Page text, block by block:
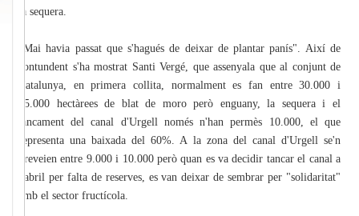
la sequera.
"Mai havia passat que s'hagués de deixar de plantar panís". Així de
contundent s'ha mostrat Santi Vergé, que assenyala que al conjunt de
Catalunya, en primera collita, normalment es fan entre 30.000 i
35.000 hectàrees de blat de moro però enguany, la sequera i el
tancament del canal d'Urgell només n'han permès 10.000, el que
representa una baixada del 60%. A la zona del canal d'Urgell se'n
preveien entre 9.000 i 10.000 però quan es va decidir tancar el canal a
l'abril per falta de reserves, es van deixar de sembrar per "solidaritat"
amb el sector fructícola.